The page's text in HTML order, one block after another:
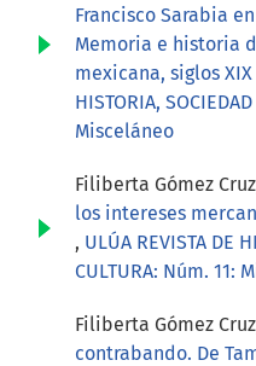
Francisco Sarabia
Memoria e historia
mexicana, siglos XIX
HISTORIA,
Misceláneo
Filiberta Gómez
los intereses
, ULÚA REVISTA DE
CULTURA: Núm. 11:
Filiberta Gómez
contrabando. De